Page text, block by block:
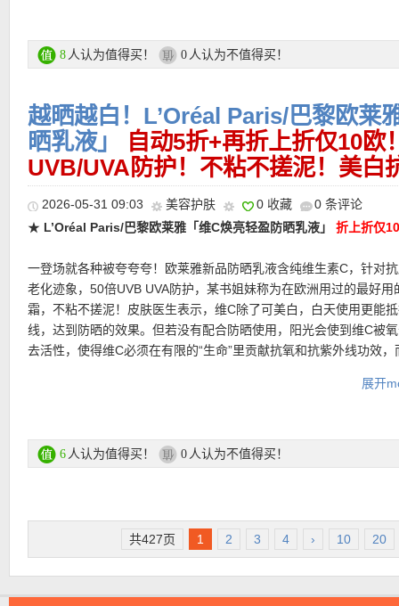
更多Antipodes 购买链接在此
★ 今天可用折上9折优惠码：SHOP，亲测有效！
★ 邮费：全场满30欧德国境内免邮（普通快递），可直邮瑞士、荷
地利等地区，邮费详情请参考网站信息。
8 人认为值得买！ 0 人认为不值得买！
越晒越白！L’Oréal Paris/巴黎欧莱
晒乳液」
自动5折+再折上折仅10欧
UVB/UVA防护！不粘不搓泥！美白
2026-05-31 09:03 美容护肤 0 收藏
0 条评论
★ L’Oréal Paris/巴黎欧莱雅「维C焕亮轻盈防晒乳液」 折上折仅
一登场就各种被夸夸夸！欧莱雅新品防晒乳液含纯维生素C，针对
老化迹象，50倍UVB UVA防护，某书姐妹称为在欧洲用过的最好用
霜，不粘不搓泥！皮肤医生表示，维C除了可美白，白天使用更能
线，达到防晒的效果。但若没有配合防晒使用，阳光会使到维C被
去活性，使得维C必须在有限的“生命”里贡献抗氧和抗紫外线功效，
觉，但实际上，只要将氧化后的精华清洗干净即可，越晒越是能焕
购买直达链接在此
★ 今天可用折上9折优惠码：SHOP亲测有效！
展开
6 人认为值得买！ 0 人认为不值得买！
共427页 1 2 3 4 › 10 20